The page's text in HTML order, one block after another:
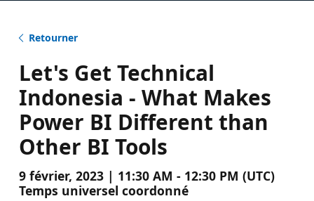
Retourner
Let's Get Technical
Indonesia - What Makes
Power BI Different than
Other BI Tools
9 février, 2023 | 11:30 AM - 12:30 PM (UTC)
Temps universel coordonné